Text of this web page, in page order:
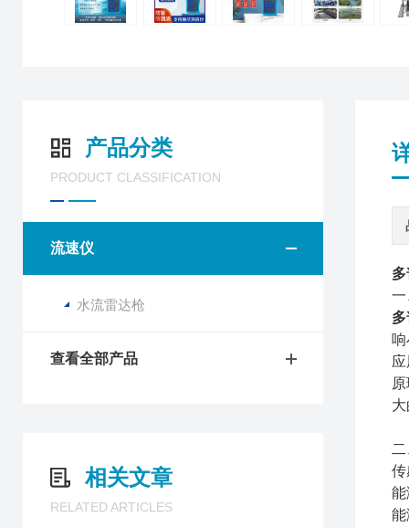
产品分类
PRODUCT CLASSIFICATION
流速仪
水流雷达枪
查看全部产品
相关文章
RELATED ARTICLES
一
传
能
能